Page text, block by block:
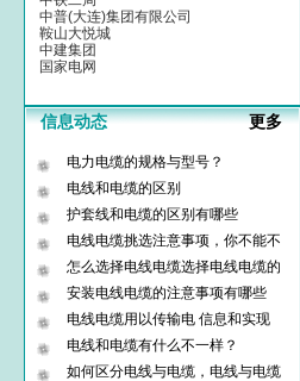
中普(大连)集团有限公司
鞍山大悦城
中建集团
国家电网
更多
信息动态
电力电缆的规格与型号？
电线和电缆的区别
护套线和电缆的区别有哪些
电线电缆挑选注意事项，你不能不
怎么选择电线电缆选择电线电缆的
安装电线电缆的注意事项有哪些
电线电缆用以传输电 信息和实现
电线和电缆有什么不一样？
如何区分电线与电缆，电线与电缆